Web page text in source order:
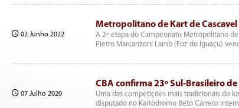
02 Junho 2022
Metropolitano de Kart de
A 2ª etapa do Campeonato Metropolitano
Pietro Marcanzoni Lamb (Foz do Iguaçu)
07 Julho 2020
CBA confirma 23º Sul-Brasileiro
Uma das competições mais tradicionais do
disputado no Kartódromo Beto Carrero